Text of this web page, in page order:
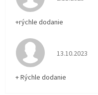
+rýchle dodanie
Hodnotenie
13.10.2023
+ Rýchle dodanie